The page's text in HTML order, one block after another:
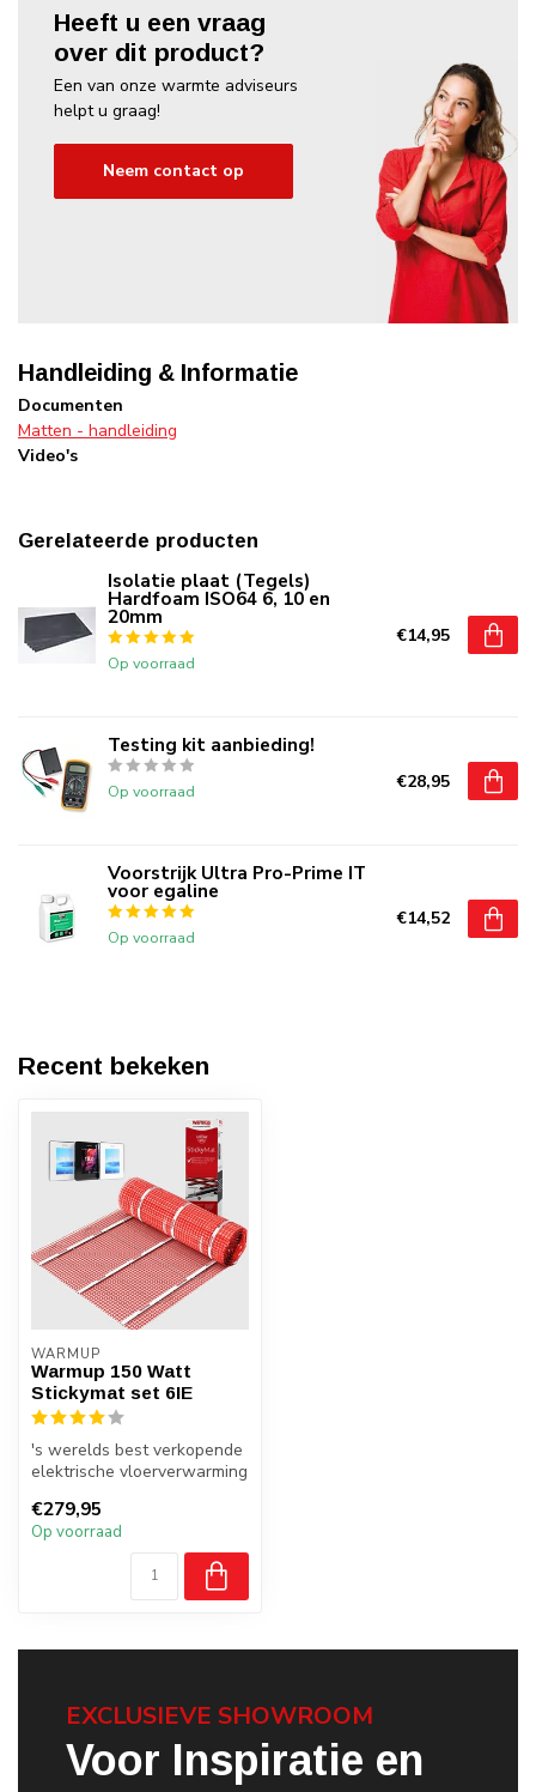
Heeft u een vraag
over dit product?
Een van onze warmte adviseurs
helpt u graag!
Neem contact op
Handleiding & Informatie
Documenten
Matten - handleiding
Video's
Gerelateerde producten
Isolatie plaat (Tegels)
Hardfoam ISO64 6, 10 en
20mm
Op voorraad
€14,95
Testing kit aanbieding!
Op voorraad €28,95
Voorstrijk Ultra Pro-Prime IT
voor egaline
Op voorraad
€14,52
Recent bekeken
WARMUP
Warmup 150 Watt
Stickymat set 6IE
's werelds best verkopende
elektrische vloerverwarming
vloerverwa...
€279,95
Op voorraad
EXCLUSIEVE SHOWROOM
Voor Inspiratie en